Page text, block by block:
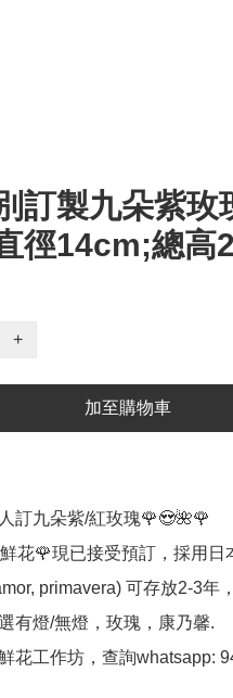
訂製九朵紫玫
徑14cm;總高
+
加至購物車
訂九朵紫/紅玫瑰🌹😍🌺🌹
花🌹現已接受預訂，採用日
primavera) 可存放2-3年
有燈/無燈，玫瑰，康乃馨.
花工作坊，查詢whatsapp: